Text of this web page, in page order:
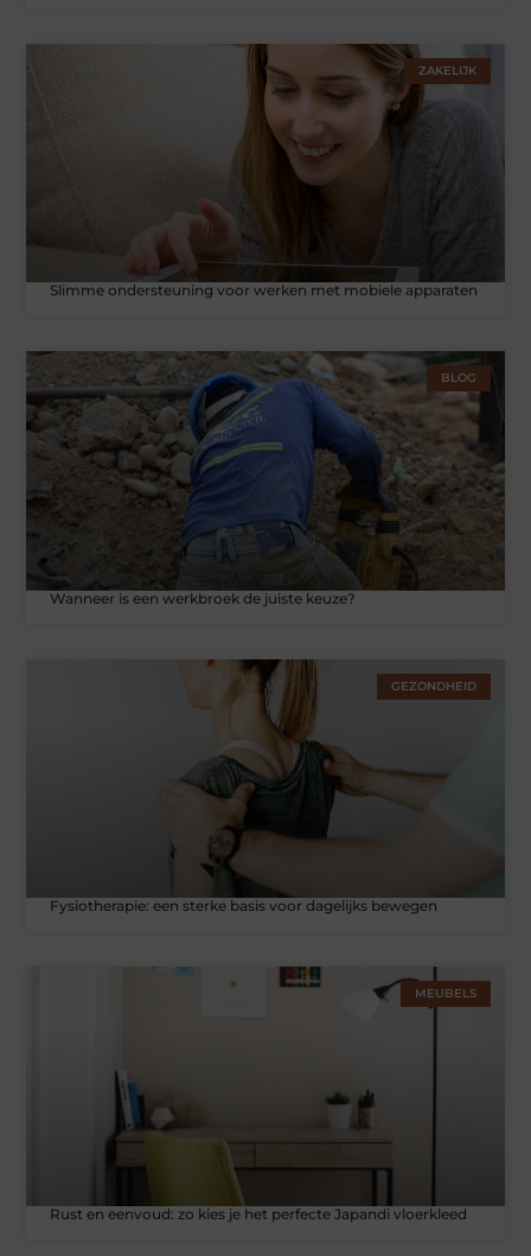
ZAKELIJK
Slimme ondersteuning voor werken met mobiele apparaten
BLOG
Wanneer is een werkbroek de juiste keuze?
GEZONDHEID
Fysiotherapie: een sterke basis voor dagelijks bewegen
MEUBELS
Rust en eenvoud: zo kies je het perfecte Japandi vloerkleed